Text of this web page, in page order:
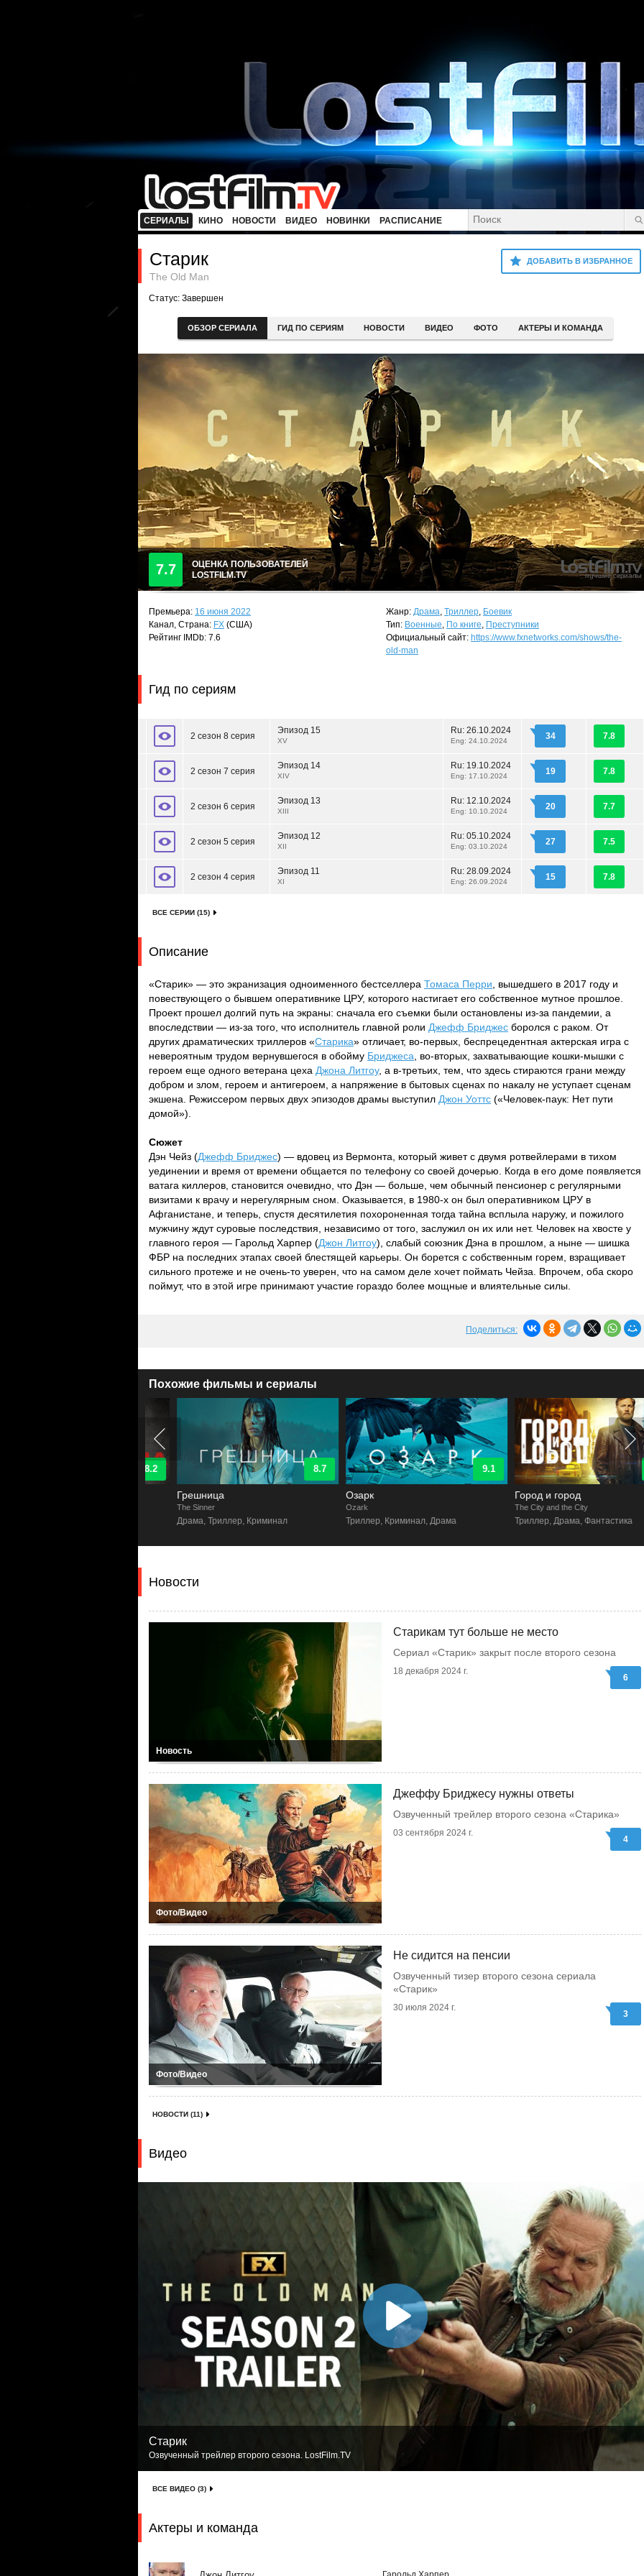
СЕРИАЛЫ КИНО НОВОСТИ ВИДЕО НОВИНКИ РАСПИСАНИЕ
ДОБАВИТЬ В ИЗБРАННОЕ
Старик
The Old Man
Статус: Завершен
ОБЗОР СЕРИАЛА ГИД ПО СЕРИЯМ НОВОСТИ ВИДЕО ФОТО АКТЕРЫ И КОМАНДА
7.7
ОЦЕНКА ПОЛЬЗОВАТЕЛЕЙ
LOSTFILM.TV
Премьера: 16 июня 2022
Канал, Страна: FX (США)
Рейтинг IMDb: 7.6
Жанр: Драма, Триллер, Боевик
Тип: Военные, По книге, Преступники
Официальный сайт: https://www.fxnetworks.com/shows/the-
old-man
Гид по сериям
2 сезон 8 серия
Эпизод 15
XV
Ru: 26.10.2024
Eng: 24.10.2024 34 7.8
2 сезон 7 серия
Эпизод 14
XIV
Ru: 19.10.2024
Eng: 17.10.2024 19 7.8
2 сезон 6 серия
Эпизод 13
XIII
Ru: 12.10.2024
Eng: 10.10.2024 20 7.7
2 сезон 5 серия
Эпизод 12
XII
Ru: 05.10.2024
Eng: 03.10.2024 27 7.5
2 сезон 4 серия
Эпизод 11
XI
Ru: 28.09.2024
Eng: 26.09.2024 15 7.8
ВСЕ СЕРИИ (15)
Описание
«Старик» — это экранизация одноименного бестселлера Томаса Перри , вышедшего в 2017 году и
повествующего о бывшем оперативнике ЦРУ, которого настигает его собственное мутное прошлое.
Проект прошел долгий путь на экраны: сначала его съемки были остановлены из-за пандемии, а
впоследствии — из-за того, что исполнитель главной роли Джефф Бриджес боролся с раком. От
других драматических триллеров «Старика» отличает, во-первых, беспрецедентная актерская игра с
невероятным трудом вернувшегося в обойму Бриджеса , во-вторых, захватывающие кошки-мышки с
героем еще одного ветерана цеха Джона Литгоу, а в-третьих, тем, что здесь стираются грани между
добром и злом, героем и антигероем, а напряжение в бытовых сценах по накалу не уступает сценам
экшена. Режиссером первых двух эпизодов драмы выступил Джон Уоттс («Человек-паук: Нет пути
домой»).
Сюжет
Дэн Чейз (Джефф Бриджес) — вдовец из Вермонта, который живет с двумя ротвейлерами в тихом
уединении и время от времени общается по телефону со своей дочерью. Когда в его доме появляется
ватага киллеров, становится очевидно, что Дэн — больше, чем обычный пенсионер с регулярными
визитами к врачу и нерегулярным сном. Оказывается, в 1980-х он был оперативником ЦРУ в
Афганистане, и теперь, спустя десятилетия похороненная тогда тайна всплыла наружу, и пожилого
мужчину ждут суровые последствия, независимо от того, заслужил он их или нет. Человек на хвосте у
главного героя — Гарольд Харпер (Джон Литгоу), слабый союзник Дэна в прошлом, а ныне — шишка
ФБР на последних этапах своей блестящей карьеры. Он борется с собственным горем, взращивает
сильного протеже и не очень-то уверен, что на самом деле хочет поймать Чейза. Впрочем, оба скоро
поймут, что в этой игре принимают участие гораздо более мощные и влиятельные силы.
Поделиться:
Похожие фильмы и сериалы
8.7
Грешница
The Sinner
Драма, Триллер, Криминал
9.1
Триллер, Криминал, Драма
7.9
Город и город
The City and the City
Триллер, Драма, Фантастика
Новости
Новость
Старикам тут больше не место
Сериал «Старик» закрыт после второго сезона
18 декабря 2024 г.
6
Фото/Видео
Джеффу Бриджесу нужны ответы
Озвученный трейлер второго сезона «Старика»
03 сентября 2024 г.
4
Фото/Видео
Не сидится на пенсии
Озвученный тизер второго сезона сериала
«Старик»
30 июля 2024 г.
3
НОВОСТИ (11)
Видео
Старик
Озвученный трейлер второго сезона. LostFilm.TV
ВСЕ ВИДЕО (3)
Актеры и команда